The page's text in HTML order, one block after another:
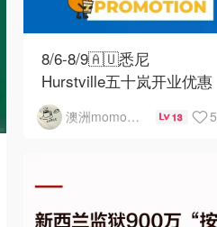
8/6-8/9🇦🇺悉尼
Hurstville五十岚开业优惠
澳洲momo爱吃 13 5